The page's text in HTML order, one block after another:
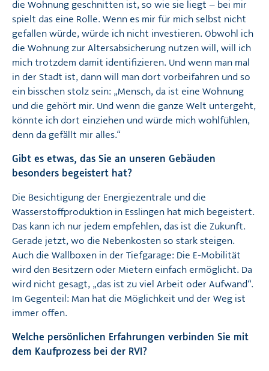
die Wohnung geschnitten ist, so wie sie liegt – bei mir
spielt das eine Rolle. Wenn es mir für mich selbst nicht
gefallen würde, würde ich nicht investieren. Obwohl ich
die Wohnung zur Altersabsicherung nutzen will, will ich
mich trotzdem damit identifizieren. Und wenn man mal
in der Stadt ist, dann will man dort vorbeifahren und so
ein bisschen stolz sein: „Mensch, da ist eine Wohnung
und die gehört mir. Und wenn die ganze Welt untergeht,
könnte ich dort einziehen und würde mich wohlfühlen,
denn da gefällt mir alles.“
Gibt es etwas, das Sie an unseren Gebäuden
besonders begeistert hat?
Die Besichtigung der Energiezentrale und die
Wasserstoffproduktion in Esslingen hat mich begeistert.
Das kann ich nur jedem empfehlen, das ist die Zukunft.
Gerade jetzt, wo die Nebenkosten so stark steigen.
Auch die Wallboxen in der Tiefgarage: Die E-Mobilität
wird den Besitzern oder Mietern einfach ermöglicht. Da
wird nicht gesagt, „das ist zu viel Arbeit oder Aufwand“.
Im Gegenteil: Man hat die Möglichkeit und der Weg ist
immer offen.
Welche persönlichen Erfahrungen verbinden Sie mit
dem Kaufprozess bei der RVI?